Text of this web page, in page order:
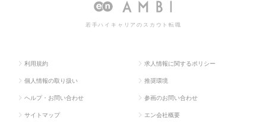
若手ハイキャリアのスカウト転職
利用規約 求人情報に関するポリシー
個人情報の取り扱い 推奨環境
ヘルプ・お問い合わせ 参画のお問い合わせ
サイトマップ エン会社概要